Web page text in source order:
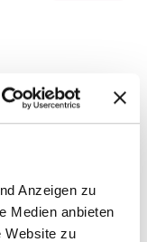
Anzeigen zu
Medien anbieten
Website zu